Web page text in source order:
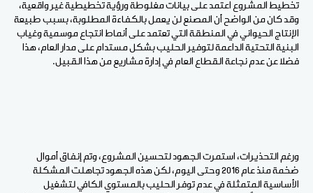
تخطيط المشروع اعتمد على بيانات مغلوطة ورؤية تخطيطية غير واقعية،
وقد كان من الواضح أن المصنع لن يعمل بالكفاءة المطلوبة، بسبب طبيعة
الإنتاج الحيواني في المنطقة التي تعتمد على أنماط انتجاع موسمية وغياب
البنية التحتية الداعمة لتوفير الحليب بشكل مستدام على مدار العام، هذا
فضلا عن عدم نجاعة القطاع العام في إدارة مشاريع من هذا القبيل.
ورغم التحذيرات، استمرت الجهود لتحسين المشروع، وتم إنفاق أموال
ضخمة منذ عام 2016 وحتى اليوم، لكن هذه الجهود تجاهلت المشكلة
الأساسية المتمثلة في عدم توفر الحليب بالمستوي الكافي لتشغيل